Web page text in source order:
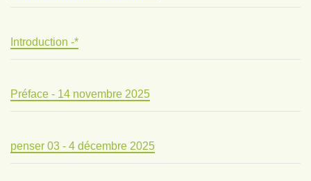
Introduction -*
Préface - 14 novembre 2025
penser 03 - 4 décembre 2025